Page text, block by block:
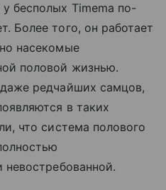
бесполых Timema по-
Более того, он работает
насекомые
половой жизнью.
редчайших самцов,
в таких
что система полового
невостребованной.